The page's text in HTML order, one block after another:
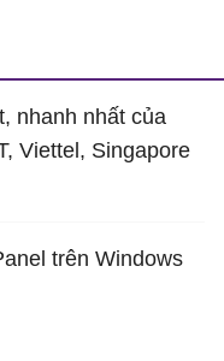
nhanh nhất của
Viettel, Singapore
trên Windows